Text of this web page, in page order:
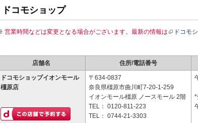
ドコモショップ
営業時間などは変更となる場合がございます。最新の情報は ドコモ
店舗名 住所/電話番号
ドコモショップイオンモール
橿原店
〒634-0837
奈良県橿原市曲川町7-20-1-259
イオンモール橿原 ノースモール 2階
TEL： 0120-811-223
TEL： 0744-21-3303
*